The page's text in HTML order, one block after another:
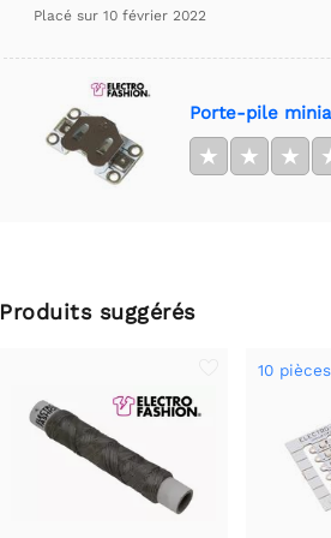
Placé sur 10 février 2022
Porte-pile
★ ★ ★
Produits suggérés
10 pièces